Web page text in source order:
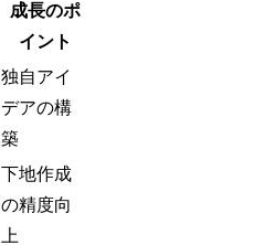
成長のポ
イント
独自アイ
デアの構
築
下地作成
の精度向
上